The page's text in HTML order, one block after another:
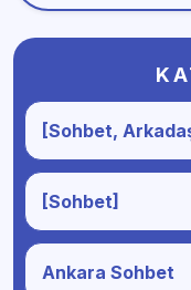
[Sohbet,
[Sohbet]
Ankara Sohbet